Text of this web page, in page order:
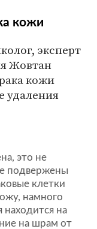
кожи
эксперт
Жовтан
кожи
удаления
это не
подвержены
клетки
намного
находится на
на шрам от